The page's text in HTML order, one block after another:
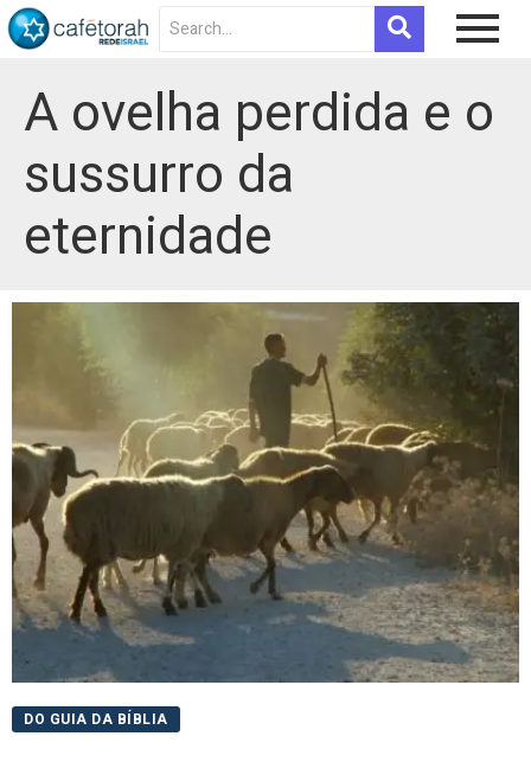
A ovelha perdida e o
sussurro da
eternidade
DO GUIA DA BÍBLIA